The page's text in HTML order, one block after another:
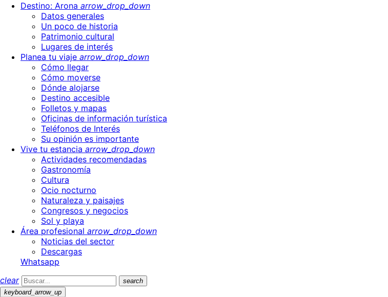
Destino: Arona arrow_drop_down
Datos generales
Un poco de historia
Patrimonio cultural
Lugares de interés
Planea tu viaje arrow_drop_down
Cómo llegar
Cómo moverse
Dónde alojarse
Destino accesible
Folletos y mapas
Oficinas de información turística
Teléfonos de Interés
Su opinión es importante
Vive tu estancia arrow_drop_down
Actividades recomendadas
Gastronomía
Cultura
Ocio nocturno
Naturaleza y paisajes
Congresos y negocios
Sol y playa
Área profesional arrow_drop_down
Noticias del sector
Descargas
Whatsapp
clear
search
keyboard_arrow_up